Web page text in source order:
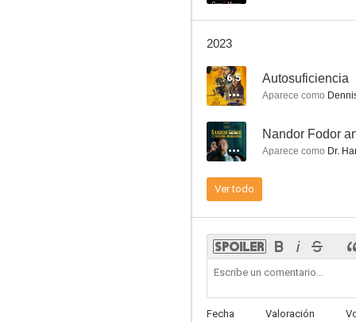
Regreso al futuro II
7.8
2023
6.5 Autosuficiencia
Aparece como
--
Aparece como Dr.
Ver todo
Fecha Valoración